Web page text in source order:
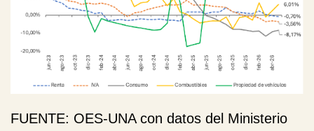
FUENTE: OES-UNA con datos del Ministerio